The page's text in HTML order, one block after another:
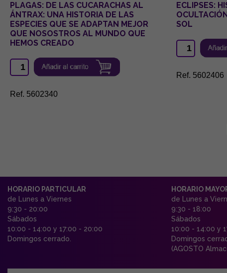
PLAGAS: DE LAS CUCARACHAS AL
ÁNTRAX: UNA HISTORIA DE LAS
ESPECIES QUE SE ADAPTAN MEJOR
QUE NOSOSTROS AL MUNDO QUE
HEMOS CREADO
Ref. 5602340
ECLIPSES:
SOL
Ref. 5602406
HORARIO PARTICULAR
de Lunes a Viernes
9:30 - 20:00
Sábados
10:00 - 14:00 y 17:00 - 20:00
Domingos cerrado.
HORARIO
de Lunes a
9:30 - 18:00
Sábados
10:00 - 14:00 y
Domingos
(AGOSTO